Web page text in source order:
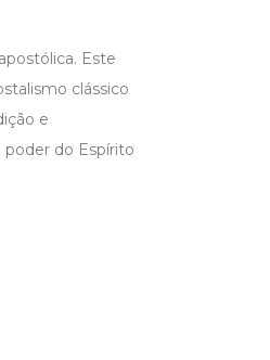
Este
clássico
e
do Espírito